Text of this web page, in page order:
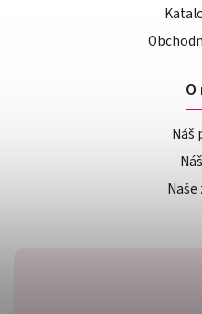
O
Náš